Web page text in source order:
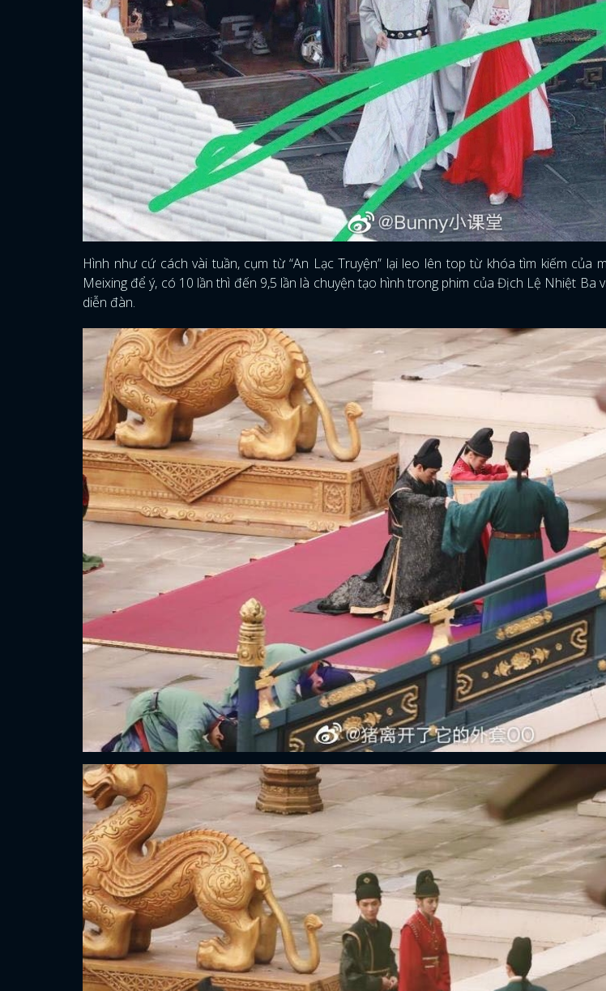
Hình như cứ cách vài tuần, cụm từ “An Lạc Truyện” lại leo lên top từ khóa tìm kiếm của
Meixing để ý, có 10 lần thì đến 9,5 lần là chuyện tạo hình trong phim của Địch Lệ Nhiệt Ba
diễn đàn.